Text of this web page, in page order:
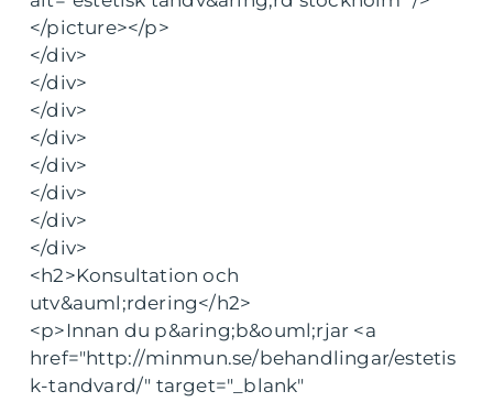
</picture></p>
</div>
</div>
</div>
</div>
</div>
</div>
</div>
</div>
<h2>Konsultation och
utv&auml;rdering</h2>
<p>Innan du p&aring;b&ouml;rjar <a
href="http://minmun.se/behandlingar/estetis
k-tandvard/" target="_blank"